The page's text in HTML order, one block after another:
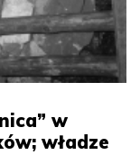
w
władze